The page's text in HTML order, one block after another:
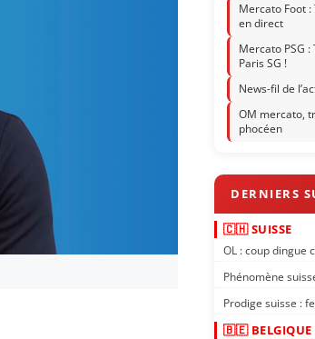
Mercato Foot
en direct
Mercato PSG
Paris SG !
News-fil de
OM mercato,
phocéen
🇨🇭 SUISSE
OL : coup dingue
Phénomène
Prodige suisse :
🇧🇪 BELGIQUE